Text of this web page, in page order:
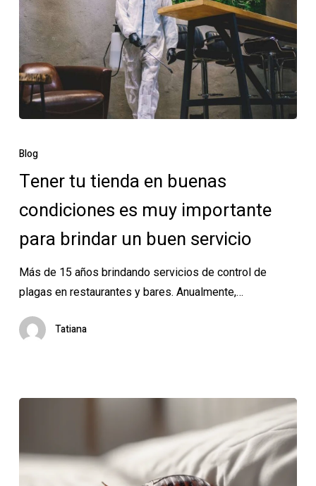
tu
en
buenas
es
muy
importante
brindar
Blog
Tener tu tienda en buenas
condiciones es muy importante
para brindar un buen servicio
Más de 15 años brindando servicios de control de
plagas en restaurantes y bares. Anualmente,…
Tatiana